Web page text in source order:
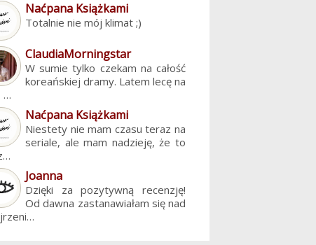
Naćpana Książkami
Totalnie nie mój klimat ;)
ClaudiaMorningstar
W sumie tylko czekam na całość
koreańskiej dramy. Latem lecę na
…
Naćpana Książkami
Niestety nie mam czasu teraz na
seriale, ale mam nadzieję, że to
Joanna
Dzięki za pozytywną recenzję!
Od dawna zastanawiałam się nad